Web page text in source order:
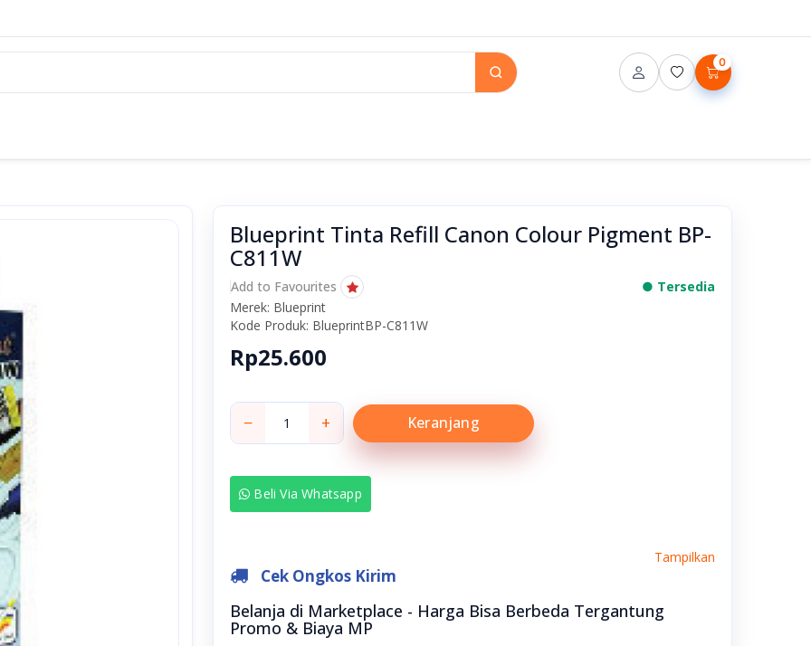
0
Blueprint Tinta Refill Canon Colour Pigment BP-
C811W
Add to Favourites
● Tersedia
Merek: Blueprint
Kode Produk: BlueprintBP-C811W
Rp25.600
− + Keranjang
Beli Via Whatsapp
Cek Ongkos Kirim
Tampilkan
Belanja di Marketplace - Harga Bisa Berbeda Tergantung
Promo & Biaya MP